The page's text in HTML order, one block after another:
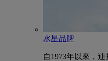
水星品牌
自1973年以來，